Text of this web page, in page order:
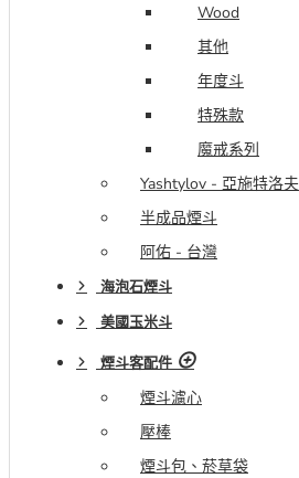
Wood
其他
年度斗
特殊款
魔戒系列
Yashtylov - 亞施特洛夫
半成品煙斗
阿佑 - 台灣
海泡石煙斗
美國玉米斗
煙斗客配件
煙斗濾心
壓棒
煙斗包、菸草袋